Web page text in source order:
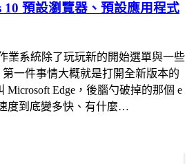
預設瀏覽器、預設應用程式
業系統除了玩玩新的開始選單與一些
一件事情大概就是打開全新版本的
Microsoft Edge，後腦勺破掉的那個 e
度到底變多快、有什麼…